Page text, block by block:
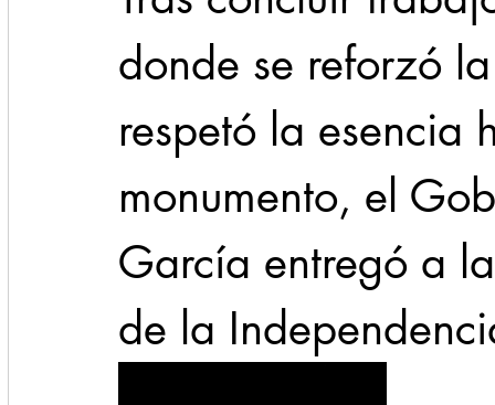
donde se reforzó
respetó la esencia
monumento, el
García entregó a
de la